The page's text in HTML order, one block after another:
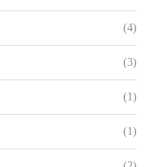
(4)
(3)
(1)
(1)